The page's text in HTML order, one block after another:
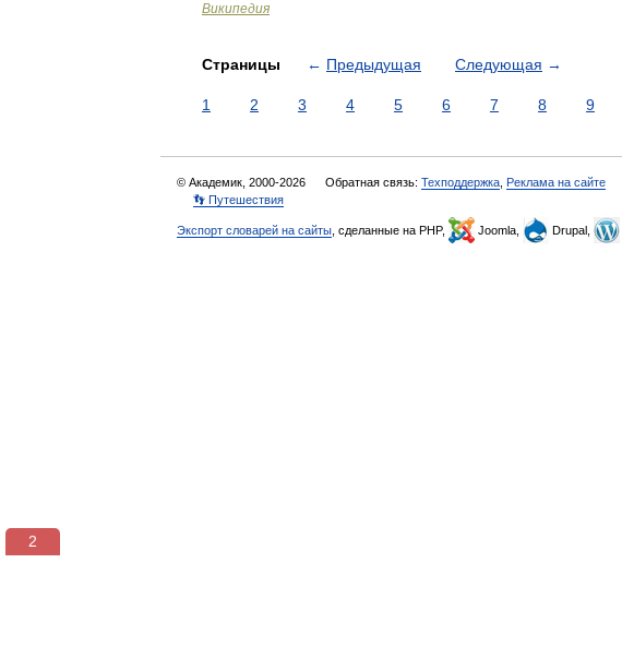
Википедия
Страницы ← Предыдущая Следующая →
1 2 3 4 5 6 7 8 9
© Академик, 2000-2026 Обратная связь: Техподдержка Реклама на сайте
👣 Путешествия
Экспорт словарей на сайты , сделанные на PHP, Joomla, Drupal,
2